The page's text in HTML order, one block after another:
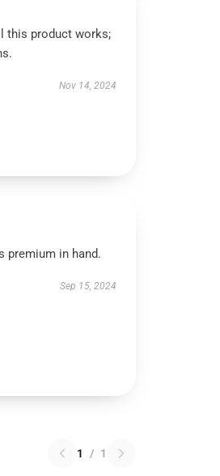
this product works;
Nov 14, 2024
premium in hand.
Sep 15, 2024
1 / 1